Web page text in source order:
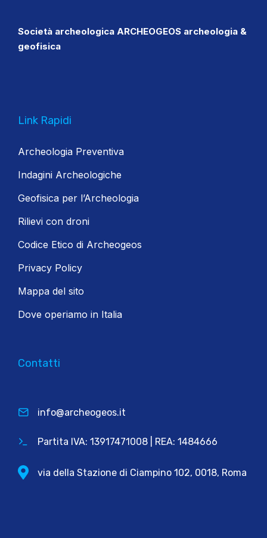
Società archeologica ARCHEOGEOS archeologia &
geofisica
Link Rapidi
Archeologia Preventiva
Indagini Archeologiche
Geofisica per l’Archeologia
Rilievi con droni
Codice Etico di Archeogeos
Privacy Policy
Mappa del sito
Dove operiamo in Italia
Contatti
info@archeogeos.it
Partita IVA: 13917471008 | REA: 1484666
via della Stazione di Ciampino 102, 0018, Roma